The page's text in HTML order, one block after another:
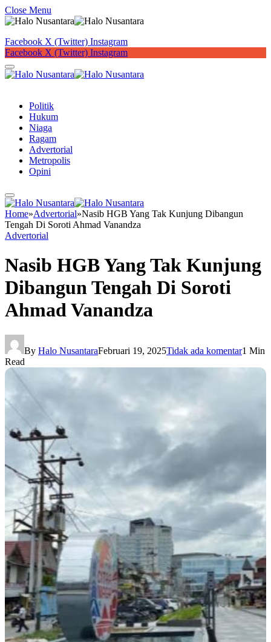
Close Menu
Facebook X (Twitter) Instagram
Facebook X (Twitter) Instagram
Politik
Hukum
Niaga
Ragam
Advertorial
Metropolis
Opini
Home»Advertorial»Nasib HGB Yang Tak Kunjung Dibangun
Tengah Di Soroti Ahmad Vanandza
Advertorial
Nasib HGB Yang Tak Kunjung
Dibangun Tengah Di Soroti
Ahmad Vanandza
By Halo NusantaraFebruari 19, 2025Tidak ada komentar1 Min
Read